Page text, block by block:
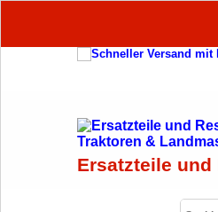
Ersatzteile